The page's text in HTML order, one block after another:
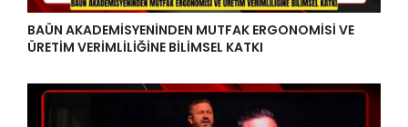
BAÜN AKADEMİSYENİNDEN MUTFAK ERGONOMİSİ VE
ÜRETİM VERİMLİLİĞİNE BİLİMSEL KATKI